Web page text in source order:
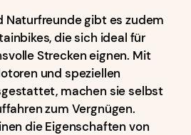
Naturfreunde gibt es zudem
die sich ideal für
Strecken eignen. Mit
und speziellen
machen sie selbst
zum Vergnügen.
die Eigenschaften von